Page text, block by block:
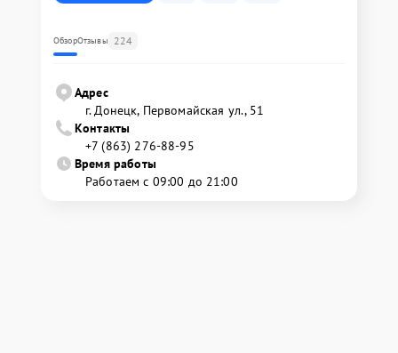
ОбзорОтзывы 224
Адрес
г. Донецк, Первомайская ул., 51
Контакты
+7 (863) 276-88-95
Время работы
Работаем с 09:00 до 21:00